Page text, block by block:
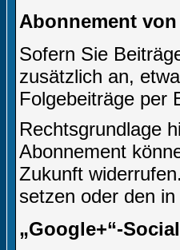
Abonnement
Sofern Sie
zusätzlich an,
Folgebeiträge per
Rechtsgrundlage
Abonnement
Zukunft
setzen oder den
„Google+“-